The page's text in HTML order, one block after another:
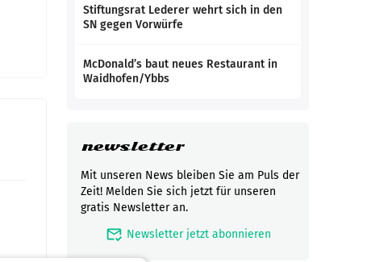
Stiftungsrat Lederer wehrt sich in den
SN gegen Vorwürfe
McDonald’s baut neues Restaurant in
Waidhofen/Ybbs
newsletter
Mit unseren News bleiben Sie am Puls der
Zeit! Melden Sie sich jetzt für unseren
gratis Newsletter an.
mark_email_read Newsletter jetzt abonnieren